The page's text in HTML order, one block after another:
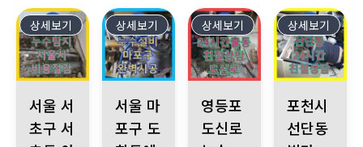
347
상세보기
서울 서
초구 서
346
상세보기
서울 마
포구 도
345
상세보기
영등포
도신로
344
상세보기
포천시
선단동